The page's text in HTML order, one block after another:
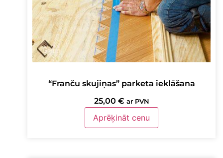
“Franču skujiņas” parketa ieklāšana
25,00 € ar PVN
Aprēķināt cenu